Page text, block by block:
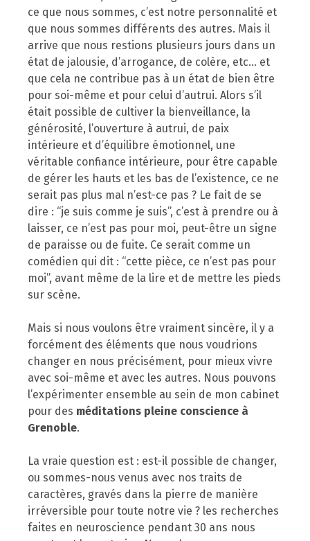
ce que nous sommes, c’est notre personnalité et
que nous sommes différents des autres. Mais il
arrive que nous restions plusieurs jours dans un
état de jalousie, d’arrogance, de colère, etc… et
que cela ne contribue pas à un état de bien être
pour soi-même et pour celui d’autrui. Alors s’il
était possible de cultiver la bienveillance, la
générosité, l’ouverture à autrui, de paix
intérieure et d’équilibre émotionnel, une
véritable confiance intérieure, pour être capable
de gérer les hauts et les bas de l’existence, ce ne
serait pas plus mal n’est-ce pas ? Le fait de se
dire : “je suis comme je suis”, c’est à prendre ou à
laisser, ce n’est pas pour moi, peut-être un signe
de paraisse ou de fuite. Ce serait comme un
comédien qui dit : “cette pièce, ce n’est pas pour
moi”, avant même de la lire et de mettre les pieds
sur scène.
Mais si nous voulons être vraiment sincère, il y a
forcément des éléments que nous voudrions
changer en nous précisément, pour mieux vivre
avec soi-même et avec les autres. Nous pouvons
l’expérimenter ensemble au sein de mon cabinet
pour des méditations pleine conscience à
Grenoble.
La vraie question est : est-il possible de changer,
ou sommes-nous venus avec nos traits de
caractères, gravés dans la pierre de manière
irréversible pour toute notre vie ? les recherches
faites en neuroscience pendant 30 ans nous